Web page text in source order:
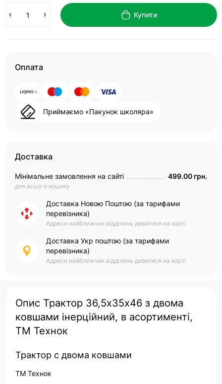
Купити
Оплата
Приймаємо «Пакунок школяра»
Доставка
Мінімальне замовлення на сайті
для всього кошику
499.00 грн.
Доставка Новою Поштою (за тарифами
перевізника)
Адреси найближчих відділень дивитися на карті
Доставка Укр поштою (за тарифами
перевізника)
Адреси найближчих відділень дивитися на карті
Опис Трактор 36,5х35х46 з двома
ковшами інерційний, в асортименті,
ТМ Технок
Трактор c двома ковшами
ТМ Технок